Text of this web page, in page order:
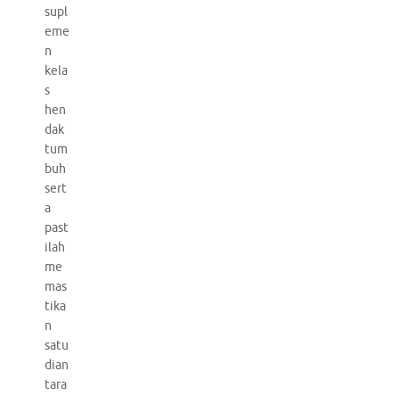
supl
eme
n
kela
s
hen
dak
tum
buh
sert
a
past
ilah
me
mas
tika
n
satu
dian
tara